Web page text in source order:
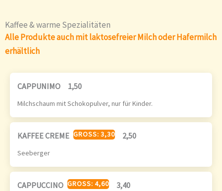
Kaffee & warme Spezialitäten
Alle Produkte auch mit laktosefreier Milch oder Hafermilch
erhältlich
CAPPUNIMO 1,50
Milchschaum mit Schokopulver, nur für Kinder.
KAFFEE CREME GROSS: 3,30 2,50
Seeberger
CAPPUCCINO GROSS: 4,60 3,40